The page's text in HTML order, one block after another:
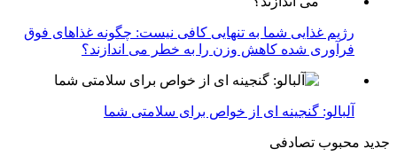
رژیم غذایی شما به تنهایی کافی نیست: چگونه غذاهای فوق
فرآوری شده کاهش وزن را به خطر می اندازند؟
آلبالو: گنجینه ای از خواص برای سلامتی شما
جدید محبوب تصادفی